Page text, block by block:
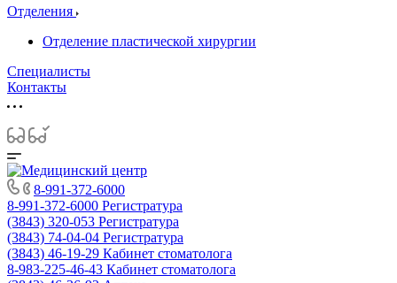
Отделения
Отделение пластической хирургии
Специалисты
Контакты
8-991-372-6000
8-991-372-6000 Регистратура
(3843) 320-053 Регистратура
(3843) 74-04-04 Регистратура
(3843) 46-19-29 Кабинет стоматолога
8-983-225-46-43 Кабинет стоматолога